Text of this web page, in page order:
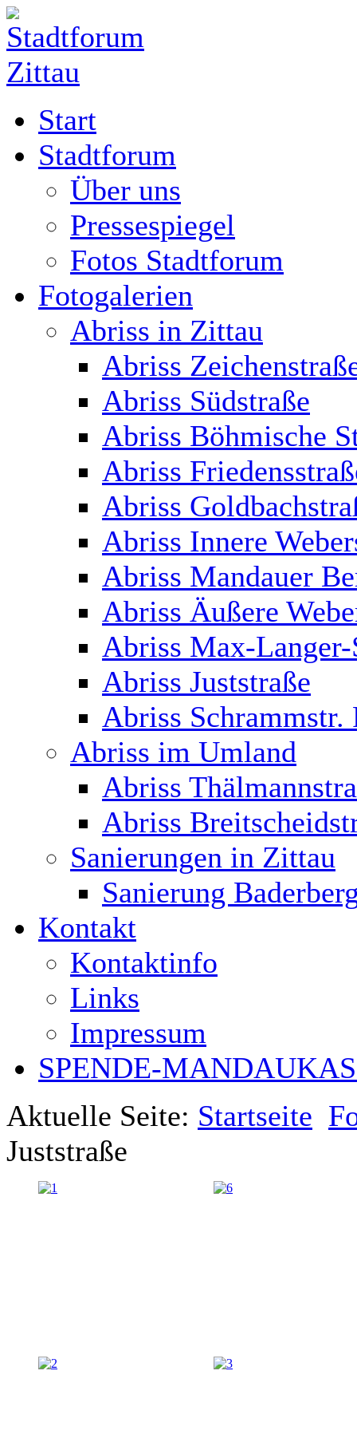
Start
Stadtforum
Über uns
Pressespiegel
Fotos Stadtforum
Fotogalerien
Abriss in Zittau
Abriss
Abriss Südstraße
Abriss Böhmische
Abriss
Abriss
Abriss Innere
Abriss Mandauer
Abriss Äußere
Abriss Max-Langer-
Abriss Juststraße
Abriss Schrammstr.
Abriss im Umland
Abriss
Abriss
Sanierungen in Zittau
Sanierung
Kontakt
Kontaktinfo
Links
Impressum
SPENDE-
Aktuelle Seite: Startseite
Juststraße